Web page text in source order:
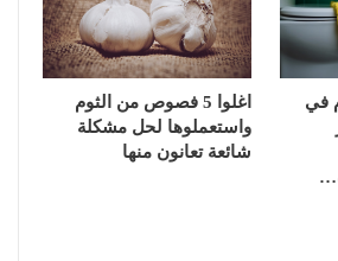
في
اغلوا 5 فصوص من الثوم
واستعملوها لحل مشكلة
شائعة تعانون منها